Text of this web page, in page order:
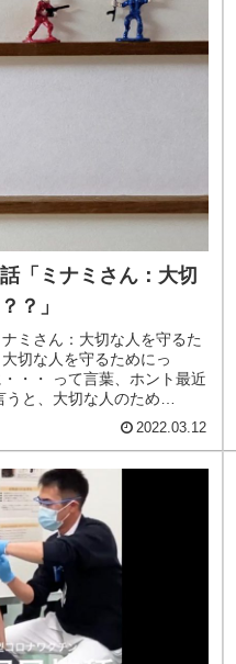
「ミナミさん：大切
？」
ミさん：大切な人を守るた
切な人を守るためにっ
・・ って言葉、ホント最近
うと、大切な人のため
2022.03.12